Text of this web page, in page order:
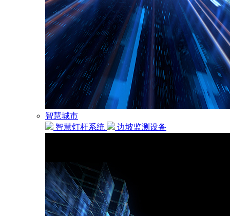
智慧城市
智慧灯杆系统
边坡监测设备